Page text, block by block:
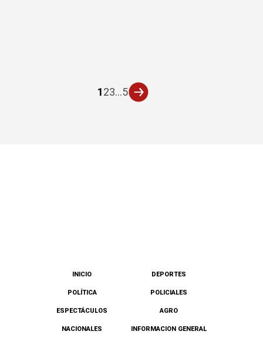
123...5
INICIO DEPORTES
POLÍTICA POLICIALES
ESPECTÁCULOS AGRO
NACIONALES INFORMACION GENERAL